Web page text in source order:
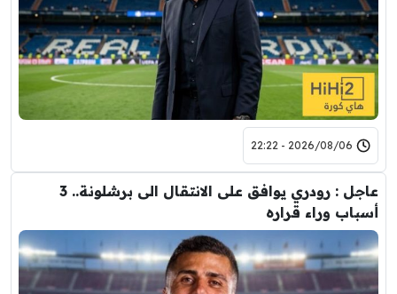
2026/08/06 - 22:22
عاجل : رودري يوافق على الانتقال الى برشلونة.. 3
أسباب وراء قراره